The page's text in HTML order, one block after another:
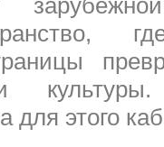
для этого